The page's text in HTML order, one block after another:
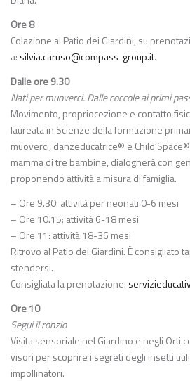
Ore 8
Colazione al Patio dei Giardini, su
a: silvia.caruso@compass-group.it.
Dalle ore 9.30
Nati per muoverci. Dalle coccole ai primi
Movimento, propriocezione e contatto
laureata in Scienze della formazione
muoverci, danzeducatrice® e
mamma di tre bambine, dialogherà con
proponendo attività a misura di famiglia.
– Ore 9.30: attività per neonati 0-6 mesi
– Ore 10.15: attività 6-18 mesi
– Ore 11: attività 18-36 mesi
Ritrovo al Patio dei Giardini. È consigliato
stendersi.
Consigliata la prenotazione:
Ore 10
Segui il ronzio
Visita sensoriale nel Giardino e negli Orti
visori per scoprire i segreti degli insetti
impollinatori.